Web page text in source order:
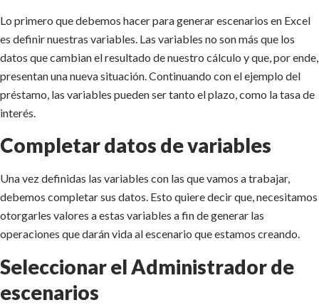
Lo primero que debemos hacer para generar escenarios en Excel
es definir nuestras variables. Las variables no son más que los
datos que cambian el resultado de nuestro cálculo y que, por ende,
presentan una nueva situación. Continuando con el ejemplo del
préstamo, las variables pueden ser tanto el plazo, como la tasa de
interés.
Completar datos de variables
Una vez definidas las variables con las que vamos a trabajar,
debemos completar sus datos. Esto quiere decir que, necesitamos
otorgarles valores a estas variables a fin de generar las
operaciones que darán vida al escenario que estamos creando.
Seleccionar el Administrador de
escenarios